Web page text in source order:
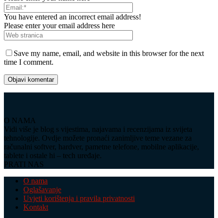
You have entered an incorrect email address!
Please enter your email address here
Save my name, email, and website in this browser for the next
time I comment.
O NAMA
Vidi više je blog s vijestima, najavama i recenzijama iz svijeta
tehnologije. Ovdje možete pronaći zanimljive teme vezane za
računalni softver, hardver, pametne telefone, mobilne aplikacije,
tablete i ostale hi – tech uređaje.
PRATI NAS
O nama
Oglašavanje
Uvjeti korištenja i pravila privatnosti
Kontakt